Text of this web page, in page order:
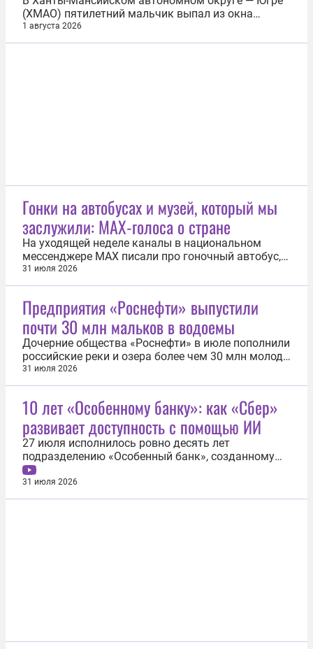
(ХМАО) пятилетний мальчик выпал из окна
пятого этажа многоквартирного дома и погиб. Об
этом сообщила пресс-служба следственного
1 августа 2026
Гонки на автобусах и музей, который мы
заслужили: MAX-голоса о стране
На уходящей неделе каналы в национальном
мессенджере MAX писали про гоночный автобус,
продажу домика для лесных гномов и многое
другое. Самое интересное — в нашей подборке.
статистику представило «Агентство Москва»:
наиболее популярные у безбилетников...
31 июля 2026
Предприятия «Роснефти» выпустили
почти 30 млн мальков в водоемы
Дочерние общества «Роснефти» в июле пополнили
российские реки и озера более чем 30 млн молоди
рыб, включая виды, занесенные в Красную книгу
России. К акциям присоединились сотрудники
профильных вузов-партнеров. Наиболее
масштабные зарыбления прошли в Сибири...
31 июля 2026
10 лет «Особенному банку»: как «Сбер»
развивает доступность с помощью ИИ
27 июля исполнилось ровно десять лет
подразделению «Особенный банк», созданному
«Сбером» с целью сделать доступными
финансовые услуги для людей с инвалидностью и
других клиентов с особыми потребностями. Топ-
31 июля 2026